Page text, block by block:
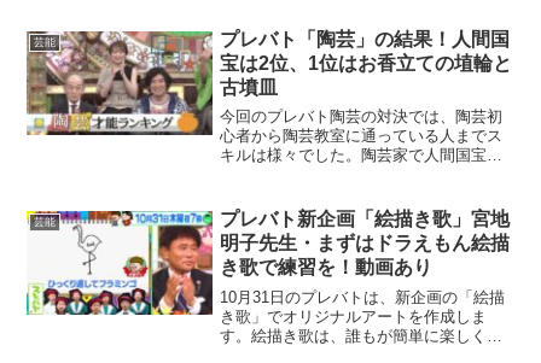
ました。さらに、年末の紅白歌合戦出場
が噂されて...
芸能
プレバト「陶芸」の結果！人間国
宝は2位、1位はお香立ての埴輪と
古墳皿
今回のプレバト陶芸の対決では、陶芸初
心者から陶芸教室に通っている人までス
キルは様々でした。陶芸家で人間国宝を
られている秋元真夏さんは、アロマポッ
トを作成しアイデアで勝負し...
芸能
プレバト新企画「絵描き歌」宮地
明子先生・まずはドラえもん絵描
き歌で練習を！動画あり
10月31日のプレバトは、新企画の「絵描
き歌」でオリジナルアートを作成しま
す。絵描き歌は、誰もが簡単に楽しく描